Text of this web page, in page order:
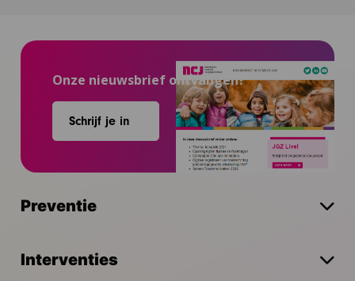
Onze nieuwsbrief ontvangen?
Schrijf je in
Preventie
Interventies